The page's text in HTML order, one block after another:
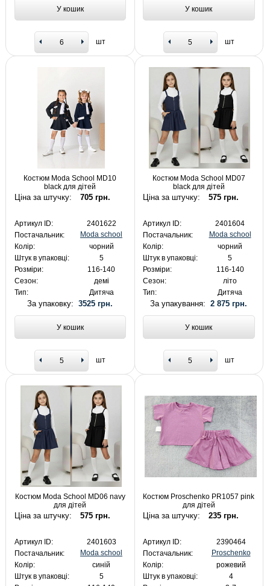
У кошик
шт
У кошик
шт
Костюм Moda School MD10
black для дітей
Ціна за штучку: 705 грн.
Артикул ID:
2401622
Постачальник:
Moda school
Колір:
чорний
Штук в упаковці:
5
Розміри:
116-140
Сезон:
демі
Тип:
Дитяча
За упаковку:3525 грн.
У кошик
шт
Костюм Moda School MD07
black для дітей
Ціна за штучку: 575 грн.
Артикул ID:
2401604
Постачальник:
Moda school
Колір:
чорний
Штук в упаковці:
5
Розміри:
116-140
Сезон:
літо
Тип:
Дитяча
За упакування:2 875 грн.
У кошик
шт
Костюм Moda School MD06 navy
для дітей
Ціна за штучку: 575 грн.
Артикул ID:
2401603
Постачальник:
Moda school
Колір:
синій
Штук в упаковці:
5
Костюм Proschenko PR1057 pink
для дітей
Ціна за штучку: 235 грн.
Артикул ID:
2390464
Постачальник:
Proschenko
Колір:
рожевий
Штук в упаковці:
4